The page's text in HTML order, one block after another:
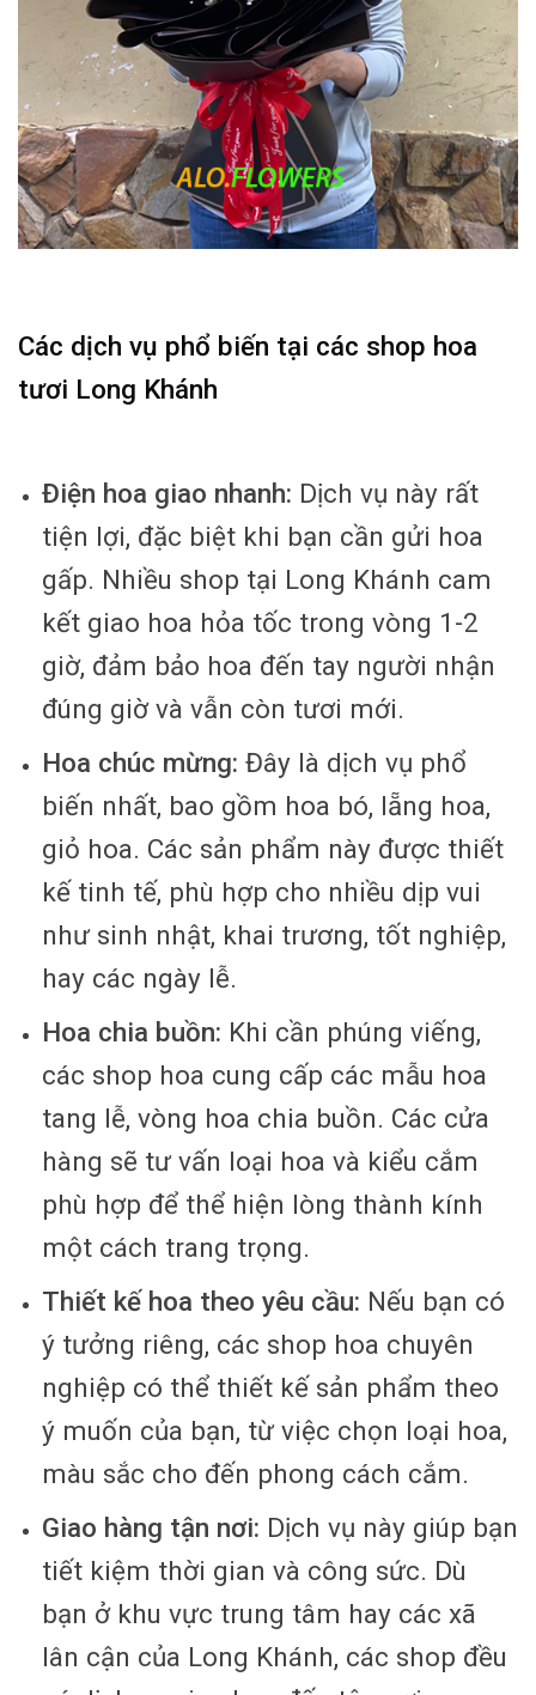
Các dịch vụ phổ biến tại các shop hoa
tươi Long Khánh
Điện hoa giao nhanh: Dịch vụ này rất
tiện lợi, đặc biệt khi bạn cần gửi hoa
gấp. Nhiều shop tại Long Khánh cam
kết giao hoa hỏa tốc trong vòng 1-2
giờ, đảm bảo hoa đến tay người nhận
đúng giờ và vẫn còn tươi mới.
Hoa chúc mừng: Đây là dịch vụ phổ
biến nhất, bao gồm hoa bó, lẵng hoa,
giỏ hoa. Các sản phẩm này được thiết
kế tinh tế, phù hợp cho nhiều dịp vui
như sinh nhật, khai trương, tốt nghiệp,
hay các ngày lễ.
Hoa chia buồn: Khi cần phúng viếng,
các shop hoa cung cấp các mẫu hoa
tang lễ, vòng hoa chia buồn. Các cửa
hàng sẽ tư vấn loại hoa và kiểu cắm
phù hợp để thể hiện lòng thành kính
một cách trang trọng.
Thiết kế hoa theo yêu cầu: Nếu bạn có
ý tưởng riêng, các shop hoa chuyên
nghiệp có thể thiết kế sản phẩm theo
ý muốn của bạn, từ việc chọn loại hoa,
màu sắc cho đến phong cách cắm.
Giao hàng tận nơi: Dịch vụ này giúp bạn
tiết kiệm thời gian và công sức. Dù
bạn ở khu vực trung tâm hay các xã
lân cận của Long Khánh, các shop đều